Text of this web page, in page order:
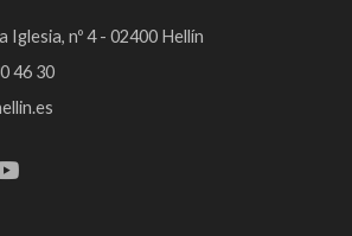
Iglesia, nº 4 - 02400 Hellín
46 30
o
u